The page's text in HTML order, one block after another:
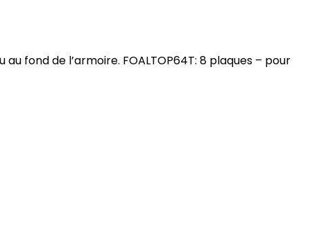
fond de l’armoire. FOALTOP64T: 8 plaques – pour